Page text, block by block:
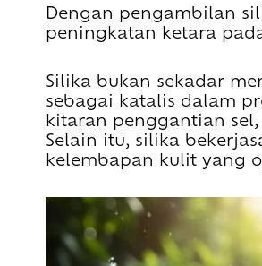
Dengan pengambilan
peningkatan ketara
Silika bukan sekadar
sebagai katalis dalam
kitaran penggantian
Selain itu, silika
kelembapan kulit yang